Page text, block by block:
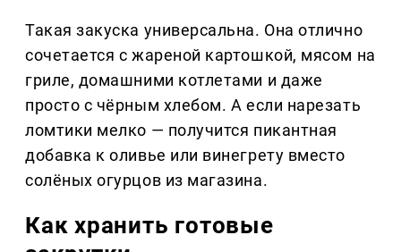
Такая закуска универсальна. Она отлично
сочетается с жареной картошкой, мясом на
гриле, домашними котлетами и даже
просто с чёрным хлебом. А если нарезать
ломтики мелко — получится пикантная
добавка к оливье или винегрету вместо
солёных огурцов из магазина.
Как хранить готовые